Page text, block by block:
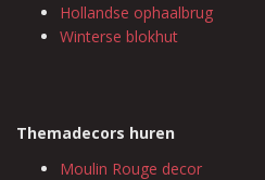
Hollandse ophaalbrug
Winterse blokhut
Themadecors huren
Moulin Rouge decor